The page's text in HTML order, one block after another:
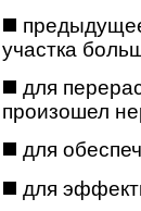
участка
для
произошел
для
для